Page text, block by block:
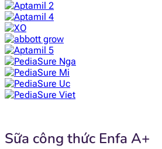
Sữa công thức Enfa A+